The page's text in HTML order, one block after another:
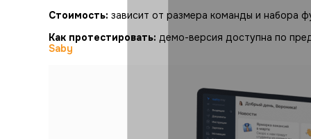
Стоимость: зависит от размера команды и набора
Как протестировать: демо-версия доступна по
Saby